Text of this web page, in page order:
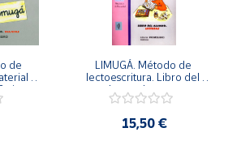
de
LIMUGÁ. Método de
lectoescritura. Libro del
alumno. Lecturas.
15,50 €